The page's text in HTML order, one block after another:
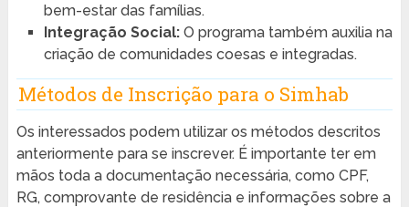
bem-estar das famílias.
Integração Social:O programa também auxilia na
criação de comunidades coesas e integradas.
Métodos de Inscrição para o Simhab
Os interessados podem utilizar os métodos descritos
anteriormente para se inscrever. É importante ter em
mãos toda a documentação necessária, como CPF,
RG, comprovante de residência e informações sobre a